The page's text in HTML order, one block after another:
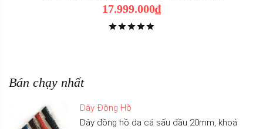
17.999.000₫
Bán chạy nhất
Dây Đồng Hồ
Dây đồng hồ da cá sấu đầu 20mm, khoá